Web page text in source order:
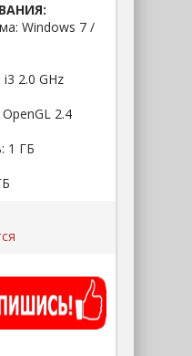
Windows 7 /
2.0 GHz
2.4
1 ГБ